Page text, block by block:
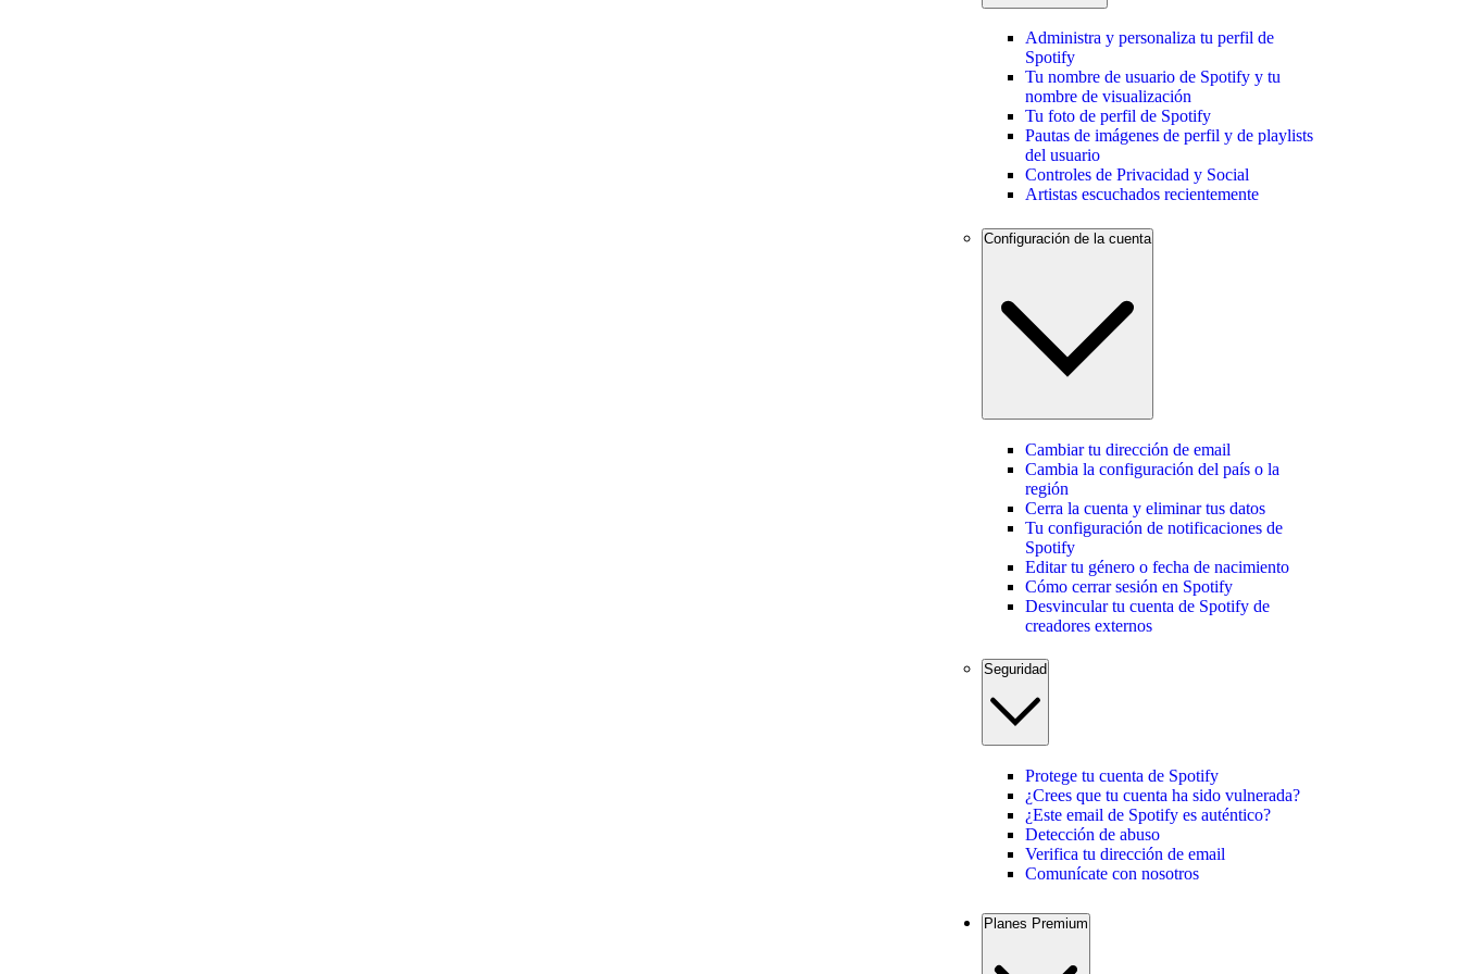
Administra y personaliza tu perfil de
Spotify
Tu nombre de usuario de Spotify y tu
nombre de visualización
Tu foto de perfil de Spotify
Pautas de imágenes de perfil y de playlists
del usuario
Controles de Privacidad y Social
Artistas escuchados recientemente
Configuración de la cuenta
Cambiar tu dirección de email
Cambia la configuración del país o la
región
Cerra la cuenta y eliminar tus datos
Tu configuración de notificaciones de
Spotify
Editar tu género o fecha de nacimiento
Cómo cerrar sesión en Spotify
Desvincular tu cuenta de Spotify de
creadores externos
Seguridad
Protege tu cuenta de Spotify
¿Crees que tu cuenta ha sido vulnerada?
¿Este email de Spotify es auténtico?
Detección de abuso
Verifica tu dirección de email
Comunícate con nosotros
Planes Premium